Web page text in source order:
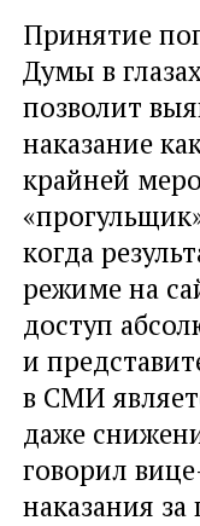
Принятие
Думы в
позволит
наказание
крайней
когда
режиме на
доступ
и
в СМИ
даже
говорил
наказания